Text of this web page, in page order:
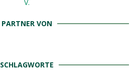
PARTNER VON
SCHLAGWORTE